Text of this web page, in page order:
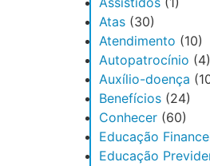
Atas (30)
Atendimento (10)
Autopatrocínio (4)
Auxílio-doença
Benefícios (24)
Conhecer (60)
Educação
Educação